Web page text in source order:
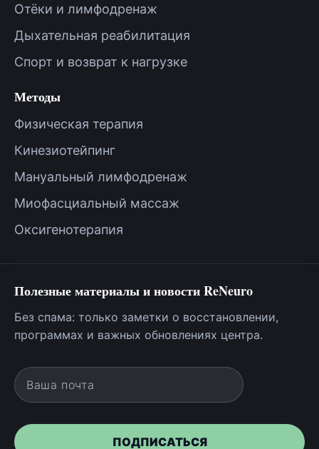
Отёки и лимфодренаж
Дыхательная реабилитация
Спорт и возврат к нагрузке
Методы
Физическая терапия
Кинезиотейпинг
Мануальный лимфодренаж
Миофасциальный массаж
Оксигенотерапия
Полезные материалы и новости ReNeuro
Без спама: только заметки о восстановлении,
программах и важных обновлениях центра.
Ваша почта
ПОДПИСАТЬСЯ